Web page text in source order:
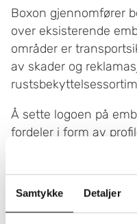
Samtykke Detaljer
Boxon gjennomfører
over eksisterende
områder er
av skader og
Å sette logoen på
fordeler i form av
identitet, noe Alfa
på. I dag har Alfa
en profil som passer